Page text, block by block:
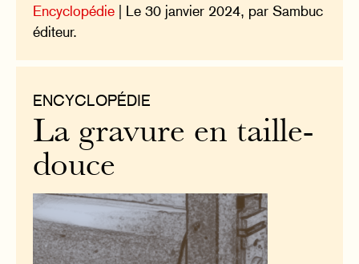
Encyclopédie | Le 30 janvier 2024, par Sambuc
éditeur.
ENCYCLOPÉDIE
La gravure en taille-
douce